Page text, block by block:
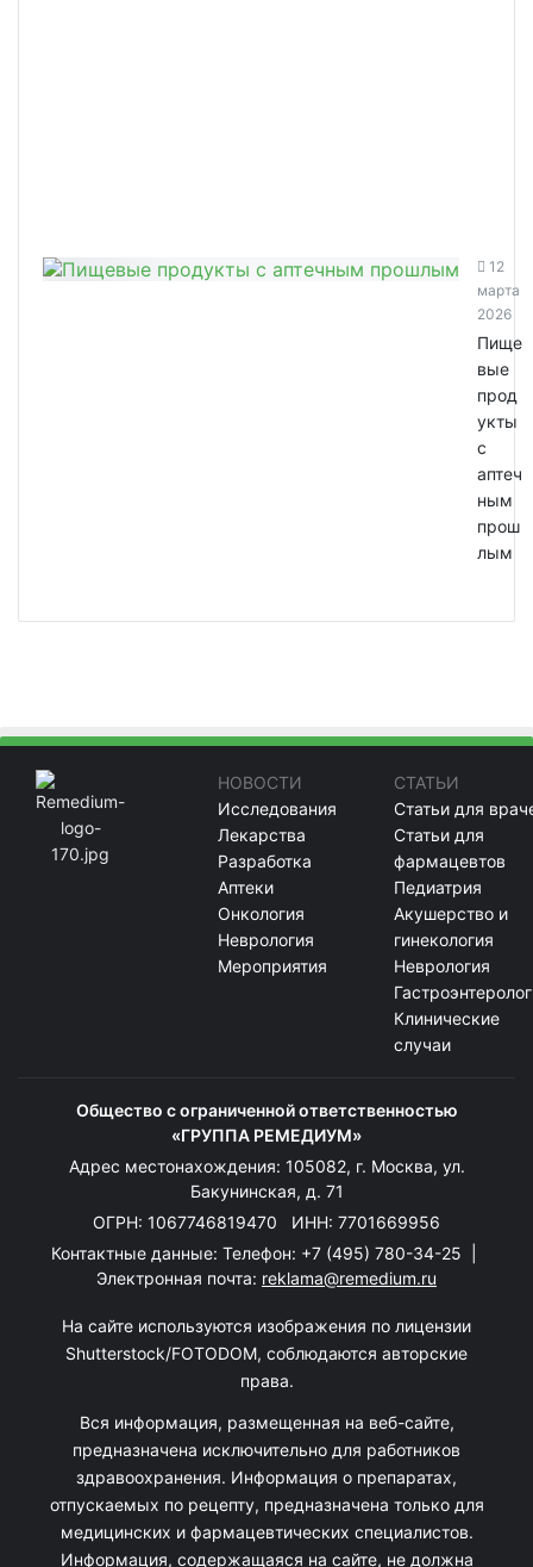
12
марта
2026
Пище
вые
прод
укты
с
аптеч
ным
прош
лым
НОВОСТИ
Исследования
Лекарства
Разработка
Аптеки
Онкология
Неврология
Мероприятия
СТАТЬИ
Статьи для
Статьи для
фармацевтов
Педиатрия
Акушерство и
гинекология
Неврология
Клинические
случаи
Общество с ограниченной ответственностью
«ГРУППА РЕМЕДИУМ»
Адрес местонахождения: 105082, г. Москва, ул.
Бакунинская, д. 71
ОГРН: 1067746819470 ИНН: 7701669956
Контактные данные: Телефон: +7 (495) 780-34-25
Электронная почта: reklama@remedium.ru
На сайте используются изображения по лицензии
Shutterstock/FOTODOM, соблюдаются авторские
права.
Вся информация, размещенная на веб-сайте,
предназначена исключительно для работников
здравоохранения. Информация о препаратах,
отпускаемых по рецепту, предназначена только для
медицинских и фармацевтических специалистов.
Информация, содержащаяся на сайте, не должна